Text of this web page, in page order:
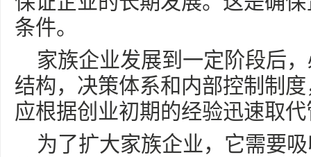
条件。
家族企业发展到一定阶段后
结构，决策体系和内部控制制
应根据创业初期的经验迅速取
为了扩大家族企业，它需要